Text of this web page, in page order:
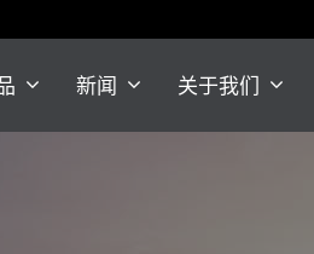
新闻 关于我们